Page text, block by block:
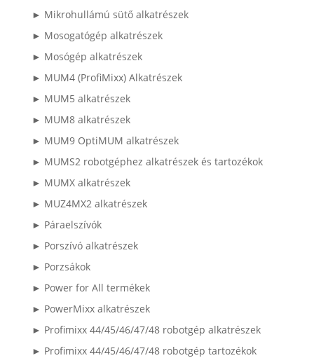
► Mikrohullámú sütő alkatrészek
► Mosogatógép alkatrészek
► Mosógép alkatrészek
► MUM4 (ProfiMixx) Alkatrészek
► MUM5 alkatrészek
► MUM8 alkatrészek
► MUM9 OptiMUM alkatrészek
► MUMS2 robotgéphez alkatrészek és tartozékok
► MUMX alkatrészek
► MUZ4MX2 alkatrészek
► Páraelszívók
► Porszívó alkatrészek
► Porzsákok
► Power for All termékek
► PowerMixx alkatrészek
► Profimixx 44/45/46/47/48 robotgép alkatrészek
► Profimixx 44/45/46/47/48 robotgép tartozékok